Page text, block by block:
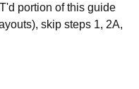
portion of this guide
skip steps 1, 2A,